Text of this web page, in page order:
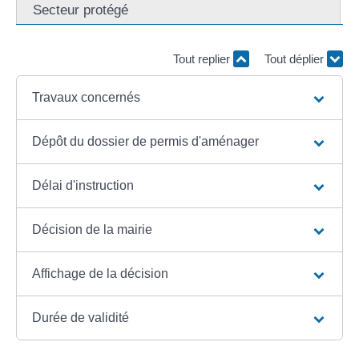
Secteur protégé
Tout replier Tout déplier
Travaux concernés
Dépôt du dossier de permis d'aménager
Délai d'instruction
Décision de la mairie
Affichage de la décision
Durée de validité